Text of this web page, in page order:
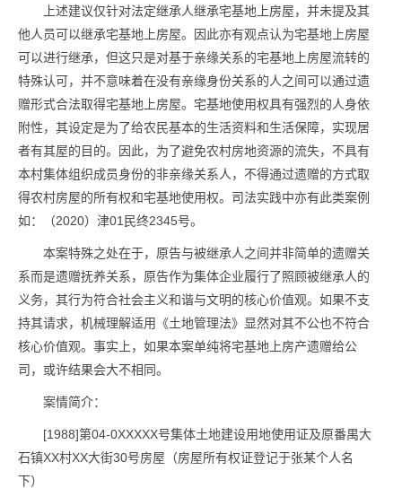
上述建议仅针对法定继承人继承宅基地上房屋，并未提及其
他人员可以继承宅基地上房屋。因此亦有观点认为宅基地上房屋
可以进行继承，但这只是对基于亲缘关系的宅基地上房屋流转的
特殊认可，并不意味着在没有亲缘身份关系的人之间可以通过遗
赠形式合法取得宅基地上房屋。宅基地使用权具有强烈的人身依
附性，其设定是为了给农民基本的生活资料和生活保障，实现居
者有其屋的目的。因此，为了避免农村房地资源的流失，不具有
本村集体组织成员身份的非亲缘关系人，不得通过遗赠的方式取
得农村房屋的所有权和宅基地使用权。司法实践中亦有此类案例
如：（2020）津01民终2345号。
本案特殊之处在于，原告与被继承人之间并非简单的遗赠关
系而是遗赠抚养关系，原告作为集体企业履行了照顾被继承人的
义务，其行为符合社会主义和谐与文明的核心价值观。如果不支
持其请求，机械理解适用《土地管理法》显然对其不公也不符合
核心价值观。事实上，如果本案单纯将宅基地上房产遗赠给公
司，或许结果会大不相同。
案情简介：
[1988]第04-0XXXXX号集体土地建设用地使用证及原番禺大
石镇XX村XX大街30号房屋（房屋所有权证登记于张某个人名
下）